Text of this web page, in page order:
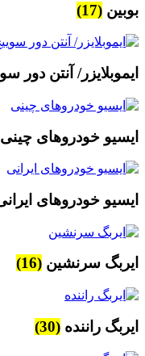
بوبین (17)
ایموبلایزر/ آنتن دور
ایسیو خودروهای چینی
ایسیو خودروهای
ایربگ سرنشین (16)
ایربگ راننده (30)